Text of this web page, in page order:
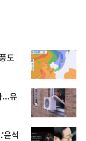
도
...유
윤석